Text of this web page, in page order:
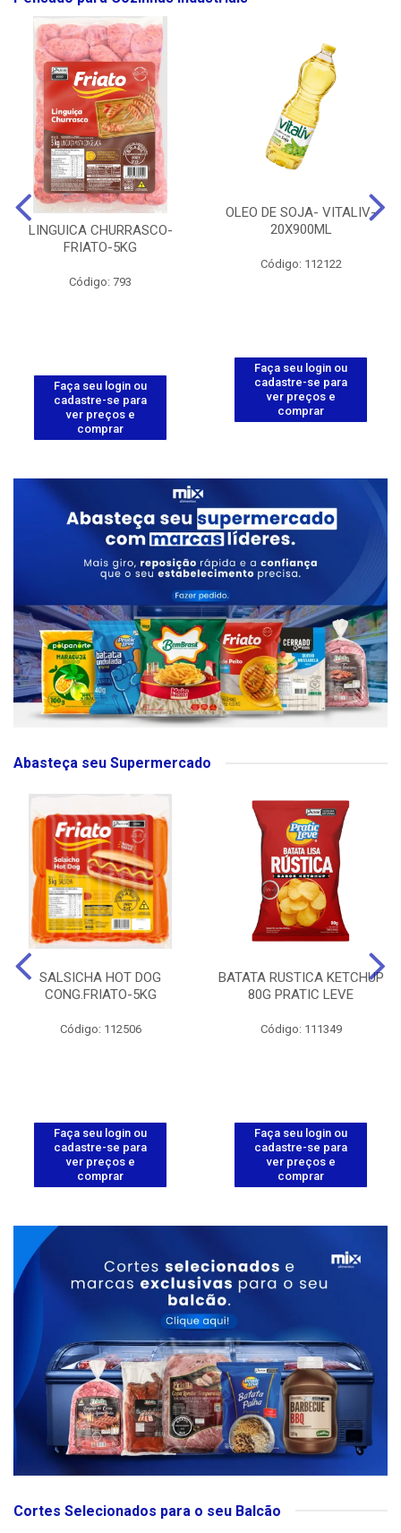
LINGUICA CHURRASCO-
FRIATO-5KG
Código: 793
Faça seu login ou
cadastre-se para
ver preços e
comprar
OLEO DE SOJA- VITALIV-
20X900ML
Código: 112122
Faça seu login ou
cadastre-se para
ver preços e
comprar
Abasteça seu Supermercado
SALSICHA HOT DOG
CONG.FRIATO-5KG
Código: 112506
Faça seu login ou
cadastre-se para
ver preços e
comprar
BATATA RUSTICA KETCHUP
80G PRATIC LEVE
Código: 111349
Faça seu login ou
cadastre-se para
ver preços e
comprar
Cortes Selecionados para o seu Balcão